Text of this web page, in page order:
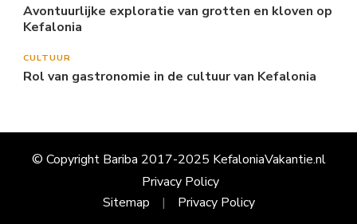
Avontuurlijke exploratie van grotten en kloven op
Kefalonia
CULTUUR
Rol van gastronomie in de cultuur van Kefalonia
© Copyright Bariba 2017-2025 KefaloniaVakantie.nl
Privacy Policy
Sitemap
Privacy Policy